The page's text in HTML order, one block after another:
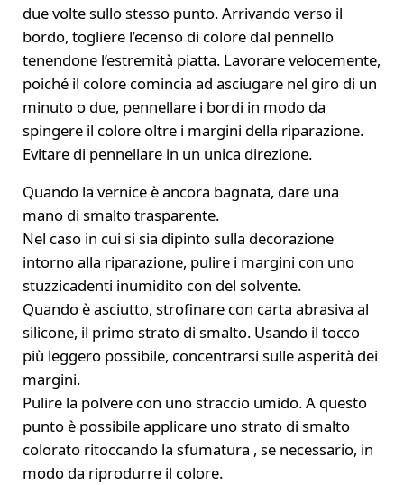
due volte sullo stesso punto. Arrivando verso il
bordo, togliere l’ecenso di colore dal pennello
tenendone l’estremità piatta. Lavorare velocemente,
poiché il colore comincia ad asciugare nel giro di un
minuto o due, pennellare i bordi in modo da
spingere il colore oltre i margini della riparazione.
Evitare di pennellare in un unica direzione.
Quando la vernice è ancora bagnata, dare una
mano di smalto trasparente.
Nel caso in cui si sia dipinto sulla decorazione
intorno alla riparazione, pulire i margini con uno
stuzzicadenti inumidito con del solvente.
Quando è asciutto, strofinare con carta abrasiva al
silicone, il primo strato di smalto. Usando il tocco
più leggero possibile, concentrarsi sulle asperità dei
margini.
Pulire la polvere con uno straccio umido. A questo
punto è possibile applicare uno strato di smalto
colorato ritoccando la sfumatura , se necessario, in
modo da riprodurre il colore.